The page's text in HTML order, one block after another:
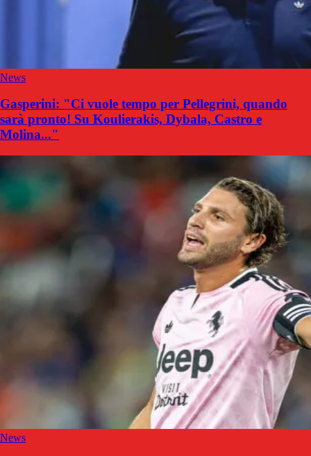
News
Gasperini: "Ci vuole tempo per Pellegrini, quando
sarà pronto! Su Koulierakis, Dybala, Castro e
Molina..."
News